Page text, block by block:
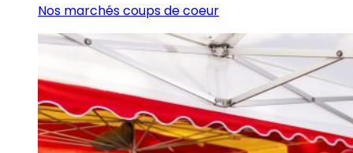
Nos marchés coups de coeur